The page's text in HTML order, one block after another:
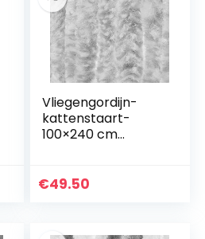
Vliegengordijn-
kattenstaart-
100×240 cm
€49.50